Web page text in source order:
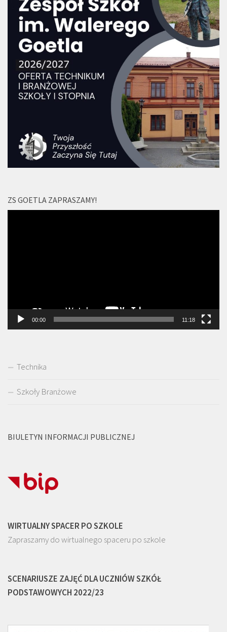
ZS GOETLA ZAPRASZAMY!
00:00 11:18
Technika
Szkoły Branżowe
BIULETYN INFORMACJI PUBLICZNEJ
WIRTUALNY SPACER PO SZKOLE
Zapraszamy do wirtualnego spaceru po szkole
SCENARIUSZE ZAJĘĆ DLA UCZNIÓW SZKÓŁ
PODSTAWOWYCH 2022/23